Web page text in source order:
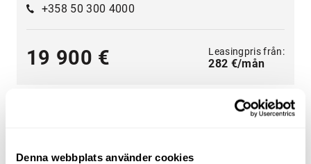
Denna webbplats använder cookies
+358 50 300 4000
19 900 € Leasingpris från:
282 €/mån